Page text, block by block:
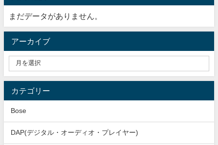
まだデータがありません。
アーカイブ
カテゴリー
Bose
DAP(デジタル・オーディオ・プレイヤー)